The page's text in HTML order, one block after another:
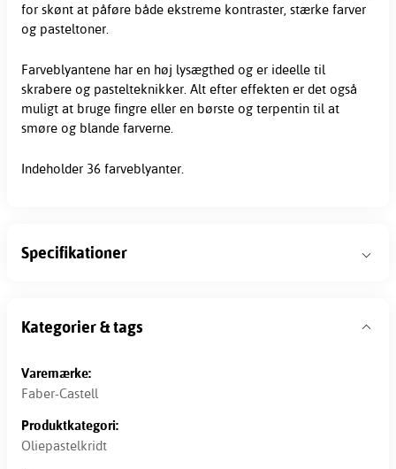
for skønt at påføre både ekstreme kontraster, stærke farver
og pasteltoner.
Farveblyantene har en høj lysægthed og er ideelle til
skrabere og pastelteknikker. Alt efter effekten er det også
muligt at bruge fingre eller en børste og terpentin til at
smøre og blande farverne.
Indeholder 36 farveblyanter.
Specifikationer
Kategorier & tags
Varemærke:
Faber-Castell
Produktkategori:
Oliepastelkridt